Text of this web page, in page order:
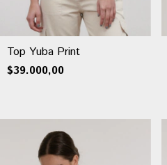
Top Yuba Print
$39.000,00